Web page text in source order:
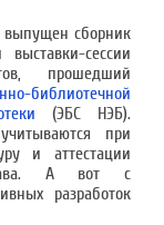
сборник
сессии
прошедший
библиотечной
(ЭБС НЭБ).
при
и аттестации
А вот с
разработок